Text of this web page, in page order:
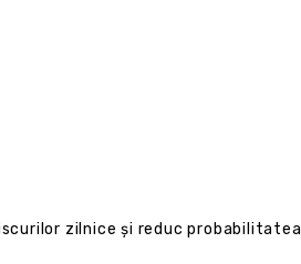
zilnice și reduc probabilitatea